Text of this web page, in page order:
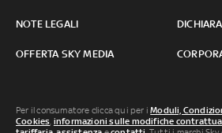
NOTE LEGALI
OFFERTA SKY MEDIA
Per il consumatore clicca qui per iModuli,
Cookies informazioni sulle modifiche